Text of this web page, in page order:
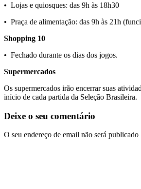
•⁠ ⁠Lojas e quiosques: das 9h às 18h30
•⁠ ⁠Praça de alimentação: das 9h às 21h
Shopping 10
•⁠ ⁠Fechado durante os dias dos jogos.
Supermercados
Os supermercados irão encerrar suas
início de cada partida da Seleção Brasileira.
Deixe o seu comentário
O seu endereço de email não será publicado